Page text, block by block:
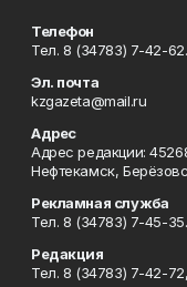
Телефон
Тел. 8 (34783) 7-42-62.
Эл. почта
kzgazeta@mail.ru
Адрес
Адрес редакции:
Нефтекамск,
Рекламная служба
Тел. 8 (34783) 7-45-35.
Редакция
Тел. 8 (34783) 7-42-